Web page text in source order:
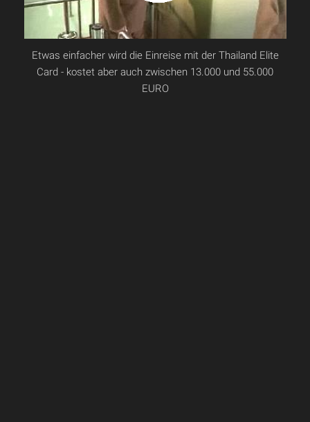
Etwas einfacher wird die Einreise mit der Thailand Elite
Card - kostet aber auch zwischen 13.000 und 55.000
EURO